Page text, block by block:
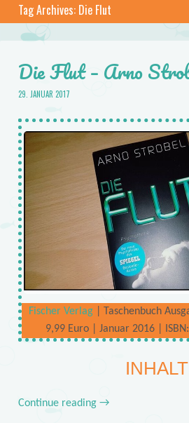
Tag Archives: Die Flut
Die Flut – Arno
29. JANUAR 2017
Fischer Verlag | Taschenbuch
9,99 Euro | Januar 2016 |
INHALT
Continue reading →